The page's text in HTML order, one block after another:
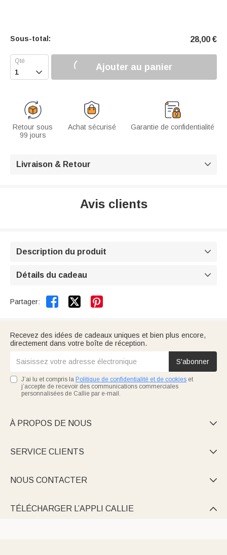
Sous-total: 28,00 €
 Ajouter au panier
Retour sous
99 jours
Achat sécurisé Garantie de confidentialité
Livraison & Retour 
Avis clients
Description du produit 
Détails du cadeau 
Partager:  
Recevez des idées de cadeaux uniques et bien plus encore,
directement dans votre boîte de réception.
S'abonner
J’ai lu et compris la Politique de confidentialité et de cookies et
j’accepte de recevoir des communications commerciales
personnalisées de Callie par e-mail.
À PROPOS DE NOUS 
SERVICE CLIENTS 
NOUS CONTACTER 
TÉLÉCHARGER L’APPLI CALLIE 